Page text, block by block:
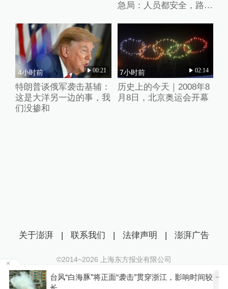
急局：人员都安全，路暂
4小时前 00:21
特朗普谈俄军袭击基辅：
这是大洋另一边的事，我
们没掺和
7小时前 02:14
历史上的今天｜2008年8
月8日，北京奥运会开幕
较
韩国足协回应性贿赂裁判丑闻：目前绝不会存在
关于澎湃 | 联系我们 | 法律声明 | 澎湃广告
©2014~2026 上海东方报业有限公司
沪ICP证：沪B2-20170116 | 沪ICP备14003370号
互联网新闻信息服务许可证：31120170006